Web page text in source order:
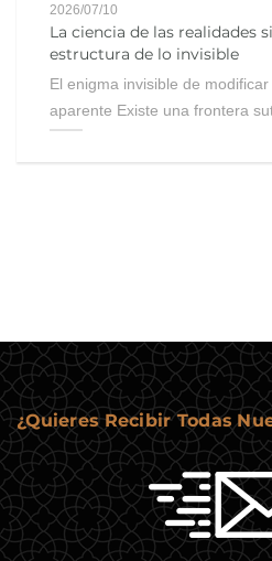
2026/07/10
La ciencia de las realidades
estructura de lo invisible
El enigma invisible de
aparente Existe una frontera
¿Quieres Recibir Todas